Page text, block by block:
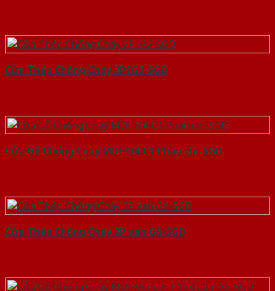
Cửa Thép Chống Cháy 2P1G2-SGD
Cửa Gỗ Chống Cháy MDF O4-C1 Phào chi-SGD
Cửa Thép Chống Cháy 2P van Gỗ-SGD